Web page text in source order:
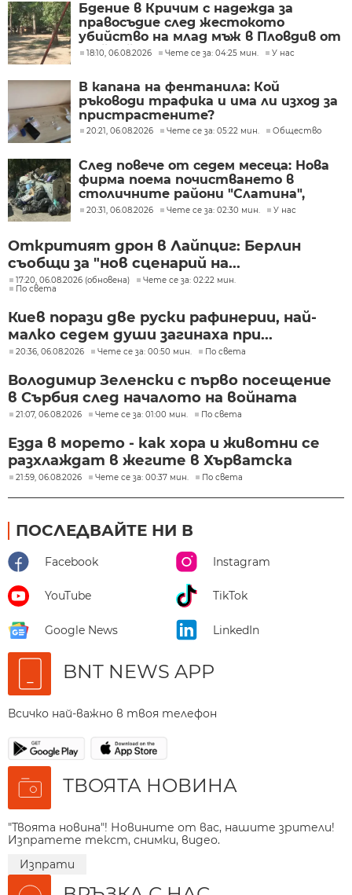
Бдение в Кричим с надежда за
правосъдие след жестокото
убийство на млад мъж в Пловдив от
тийнейджъри
18:10, 06.08.2026 Чете се за: 04:25 мин. У нас
В капана на фентанила: Кой
ръководи трафика и има ли изход за
пристрастените?
20:21, 06.08.2026 Чете се за: 05:22 мин. Общество
След повече от седем месеца: Нова
фирма поема почистването в
столичните райони "Слатина",
"Подуяне" и "Изгрев"
20:31, 06.08.2026 Чете се за: 02:30 мин. У нас
Откритият дрон в Лайпциг: Берлин
съобщи за "нов сценарий на...
17:20, 06.08.2026 (обновена)
Чете се за: 02:22 мин.
По света
Киев порази две руски рафинерии, най-
малко седем души загинаха при...
20:36, 06.08.2026 Чете се за: 00:50 мин. По света
Володимир Зеленски с първо посещение
в Сърбия след началото на войната
21:07, 06.08.2026 Чете се за: 01:00 мин. По света
Езда в морето - как хора и животни се
разхлаждат в жегите в Хърватска
21:59, 06.08.2026 Чете се за: 00:37 мин. По света
ПОСЛЕДВАЙТЕ НИ В
Facebook Instagram
YouTube TikTok
Google News LinkedIn
BNT NEWS APP
Всичко най-важно в твоя телефон
ТВОЯТА НОВИНА
"Твоята новина"! Новините от вас, нашите зрители!
Изпратете текст, снимки, видео.
Изпрати